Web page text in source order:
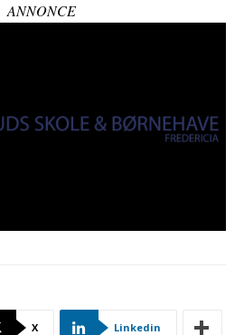
ANNONCE
X Linkedin